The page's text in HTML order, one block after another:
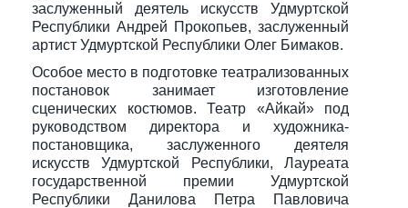
заслуженный деятель искусств Удмуртской
Республики Андрей Прокопьев, заслуженный
артист Удмуртской Республики Олег Бимаков.
Особое место в подготовке театрализованных
постановок занимает изготовление
сценических костюмов. Театр «Айкай» под
руководством директора и художника-
постановщика, заслуженного деятеля
искусств Удмуртской Республики, Лауреата
государственной премии Удмуртской
Республики Данилова Петра Павловича